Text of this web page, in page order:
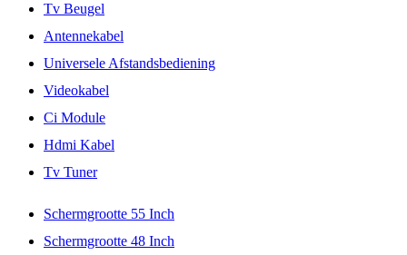
Tv Beugel
Antennekabel
Universele Afstandsbediening
Videokabel
Ci Module
Hdmi Kabel
Tv Tuner
Schermgrootte 55 Inch
Schermgrootte 48 Inch